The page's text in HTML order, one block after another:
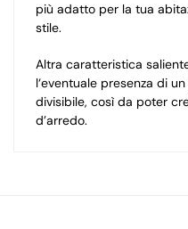
più adatto per la tua
stile.
Altra caratteristica
l‘eventuale presenza di
divisibile, così da poter
d’arredo.